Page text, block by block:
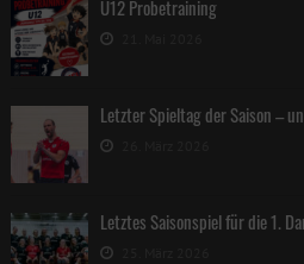
U12 Probetraining
Letzter Spieltag der Saison –
Letztes Saisonspiel für die 1.